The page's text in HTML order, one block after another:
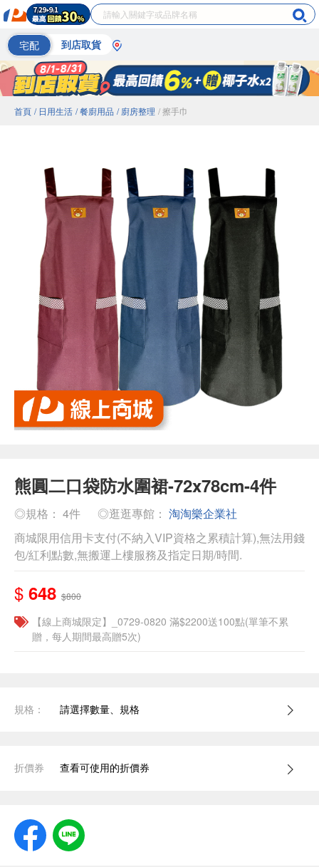
宅配 到店取貨
首頁 / 日用生活 / 餐廚用品 / 廚房整理 / 擦手巾
熊圓二口袋防水圍裙-72x78cm-4件
◎規格： 4件 ◎逛逛專館： 淘淘樂企業社
商城限用信用卡支付(不納入VIP資格之累積計算),無法用錢
包/紅利點數,無搬運上樓服務及指定日期/時間.
$ 648 $800
【線上商城限定】_0729-0820 滿$2200送100點(單筆不累
贈，每人期間最高贈5次)
規格： 請選擇數量、規格
折價券 查看可使用的折價券